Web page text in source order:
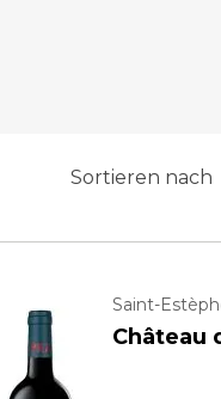
Sortieren nach
Saint-
Château